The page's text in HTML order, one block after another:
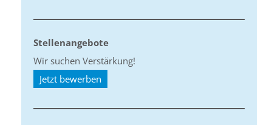
Stellenangebote
Wir suchen Verstärkung!
Jetzt bewerben